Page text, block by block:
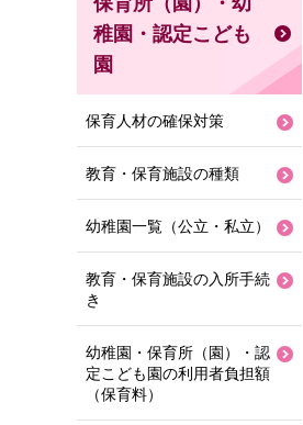
稚園・認定こども
園
保育人材の確保対策
教育・保育施設の種類
幼稚園一覧（公立・私立）
教育・保育施設の入所手続
き
幼稚園・保育所（園）・認
定こども園の利用者負担額
（保育料）